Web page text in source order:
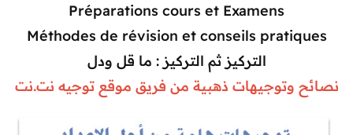
Préparations cours et Examens
Méthodes de révision et conseils pratiques
التركيز ثم التركيز : ما قل ودل
نصائح وتوجيهات ذهبية من فريق موقع توجيه نت.نت